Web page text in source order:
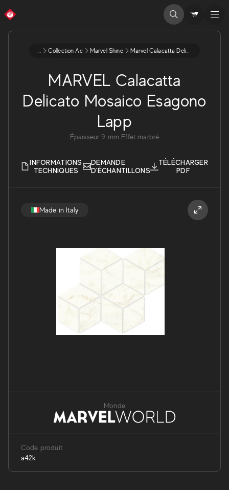
Made in Italy
... Collection Ac Marvel Shine Marvel Calacatta Delicato Mosaico Esagono Lapp
MARVEL Calacatta
Delicato Mosaico Esagono
Lapp
Épaisseur 9 mm Effet marbré
INFORMATIONS
TECHNIQUES
DEMANDE
D'ÉCHANTILLONS
TÉLÉCHARGER
PDF
Monde
Code produit
a42k